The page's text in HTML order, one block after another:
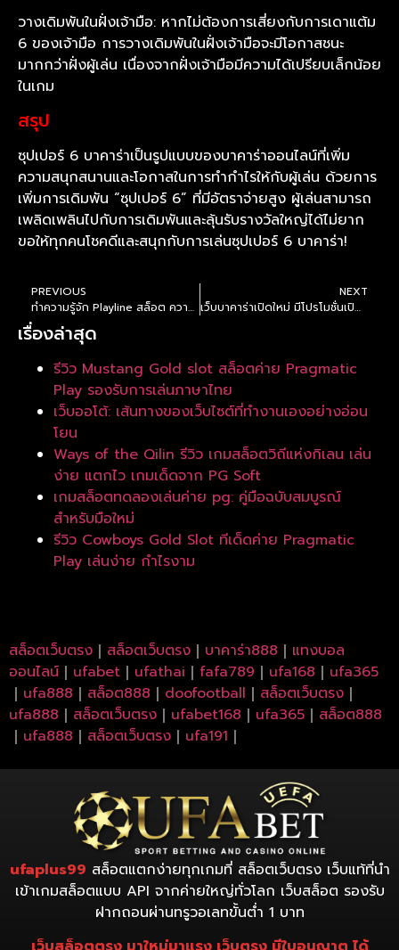
วางเดิมพันในฝั่งเจ้ามือ: หากไม่ต้องการเสี่ยงกับการเดาแต้ม
6 ของเจ้ามือ การวางเดิมพันในฝั่งเจ้ามือจะมีโอกาสชนะ
มากกว่าฝั่งผู้เล่น เนื่องจากฝั่งเจ้ามือมีความได้เปรียบเล็กน้อย
ในเกม
สรุป
ซุปเปอร์ 6 บาคาร่าเป็นรูปแบบของบาคาร่าออนไลน์ที่เพิ่ม
ความสนุกสนานและโอกาสในการทำกำไรให้กับผู้เล่น ด้วยการ
เพิ่มการเดิมพัน “ซุปเปอร์ 6” ที่มีอัตราจ่ายสูง ผู้เล่นสามารถ
เพลิดเพลินไปกับการเดิมพันและลุ้นรับรางวัลใหญ่ได้ไม่ยาก
ขอให้ทุกคนโชคดีและสนุกกับการเล่นซุปเปอร์ 6 บาคาร่า!
PREVIOUS
ทำความรู้จัก Playline สล็อต ความสำคัญ ที่นักปั่นสล็อตต้องรู้
NEXT
เว็บบาคาร่าเปิดใหม่ มีโปรโมชั่นเปิดเว็บครั้งแรก สมัครบาคาร่า
เรื่องล่าสุด
รีวิว Mustang Gold slot สล็อตค่าย Pragmatic
Play รองรับการเล่นภาษาไทย
เว็บออโต้: เส้นทางของเว็บไซต์ที่ทำงานเองอย่างอ่อน
โยน
Ways of the Qilin รีวิว เกมสล็อตวิถีแห่งกิเลน เล่น
ง่าย แตกไว เกมเด็ดจาก PG Soft
เกมสล็อตทดลองเล่นค่าย pg: คู่มือฉบับสมบูรณ์
สำหรับมือใหม่
รีวิว Cowboys Gold Slot ทีเด็ดค่าย Pragmatic
Play เล่นง่าย กำไรงาม
สล็อตเว็บตรง ｜ สล็อตเว็บตรง ｜ บาคาร่า888 ｜ แทงบอล
ออนไลน์ ｜ ufabet ｜ ufathai ｜ fafa789 ｜ ufa168 ｜ ufa365
｜ ufa888 ｜ สล็อต888 ｜ doofootball ｜ สล็อตเว็บตรง ｜
ufa888 ｜ สล็อตเว็บตรง ｜ ufabet168 ｜ ufa365 ｜ สล็อต888
｜ ufa888 ｜ สล็อตเว็บตรง ｜ ufa191 ｜
ufaplus99 สล็อตแตกง่ายทุกเกมที่ สล็อตเว็บตรง เว็บแท้ที่นำ
เข้าเกมสล็อตแบบ API จากค่ายใหญ่ทั่วโลก เว็บสล็อต รองรับ
ฝากถอนผ่านทรูวอเลทขั้นต่ำ 1 บาท